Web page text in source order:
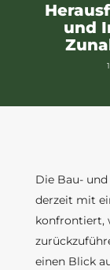
und
Die Bau-
derzeit mit
konfrontiert,
einen Blick